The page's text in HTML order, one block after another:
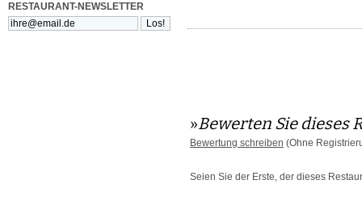
RESTAURANT-NEWSLETTER
»Bewerten Sie dieses
Bewertung schreiben (Ohne
Seien Sie der Erste, der dieses